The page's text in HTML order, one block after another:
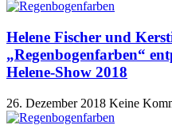
Helene Fischer und
„Regenbogenfarben“
Helene-Show 2018
26. Dezember 2018 Keine